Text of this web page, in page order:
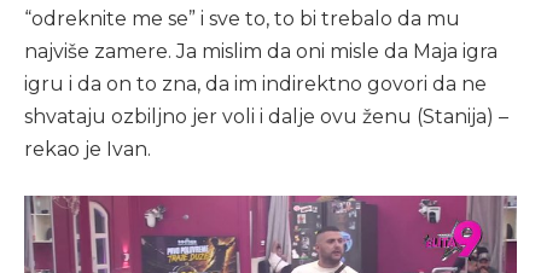
“odreknite me se” i sve to, to bi trebalo da mu
najviše zamere. Ja mislim da oni misle da Maja igra
igru i da on to zna, da im indirektno govori da ne
shvataju ozbiljno jer voli i dalje ovu ženu (Stanija) –
rekao je Ivan.